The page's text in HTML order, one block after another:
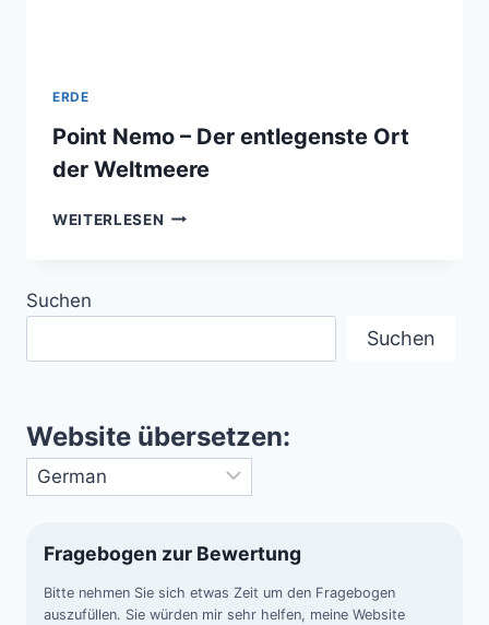
ERDE
Point Nemo – Der entlegenste Ort
der Weltmeere
WEITERLESEN POINT
Suchen
Suchen
Website übersetzen:
Fragebogen zur Bewertung
Bitte nehmen Sie sich etwas Zeit um den Fragebogen
auszufüllen. Sie würden mir sehr helfen, meine Website